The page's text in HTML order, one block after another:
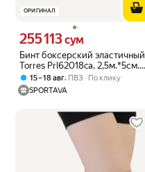
ОРИГИНАЛ
Бинт боксерский эластичный
Torres Prl62018ca, 2,5м.*5см.
(дл. 2,5 м)
Цена 255113 сум вместо
255 113сум
15 – 18 авг, ПВЗ
По клику
SPORTAVA